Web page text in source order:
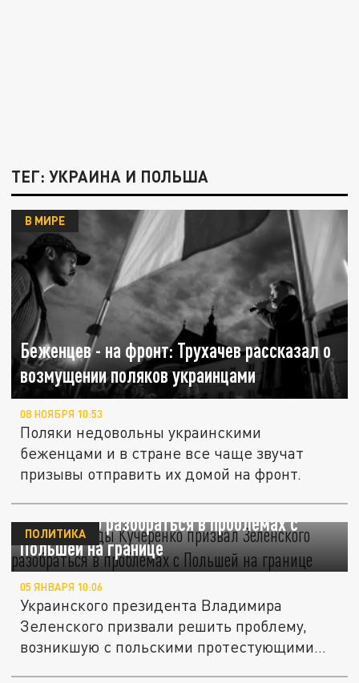
ТЕГ: УКРАИНА И ПОЛЬША
Беженцев - на фронт: Трухачев рассказал о
возмущении поляков украинцами
В МИРЕ
08 НОЯБРЯ 10:53
Поляки недовольны украинскими
беженцами и в стране все чаще звучат
призывы отправить их домой на фронт.
Депутат Рады Кучеренко призвал
Зеленского разобраться в проблемах с
Польшей на границе
ПОЛИТИКА
05 ЯНВАРЯ 10:06
Украинского президента Владимира
Зеленского призвали решить проблему,
возникшую с польскими протестующими